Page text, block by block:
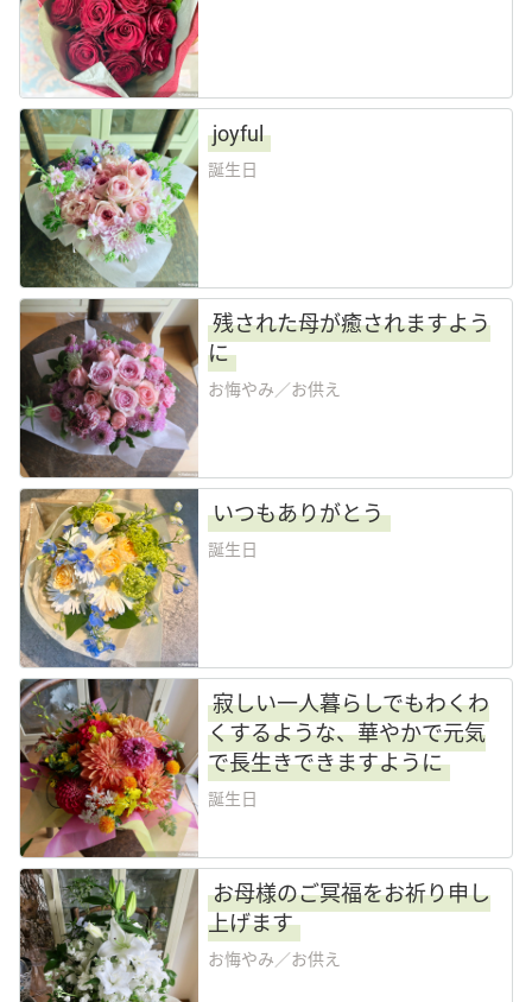
日本語
Englishjoyful
誕生日
残された母が癒されますよう
に
お悔やみ／お供え
いつもありがとう
誕生日
寂しい一人暮らしでもわくわ
くするような、華やかで元気
で長生きできますように
誕生日
お母様のご冥福をお祈り申し
上げます
お悔やみ／お供え